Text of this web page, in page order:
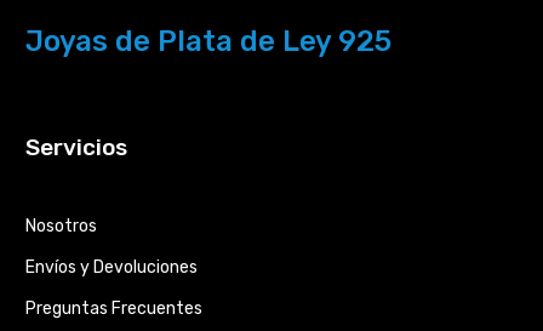
Joyas de Plata de Ley 925
Servicios
Nosotros
Envíos y Devoluciones
Preguntas Frecuentes